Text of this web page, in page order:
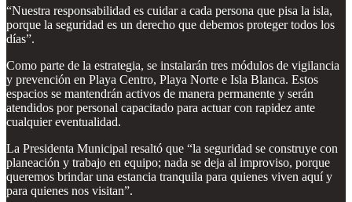
“Nuestra responsabilidad es cuidar a cada persona que pisa la isla,
porque la seguridad es un derecho que debemos proteger todos los
días”.
Como parte de la estrategia, se instalarán tres módulos de vigilancia
y prevención en Playa Centro, Playa Norte e Isla Blanca. Estos
espacios se mantendrán activos de manera permanente y serán
atendidos por personal capacitado para actuar con rapidez ante
cualquier eventualidad.
La Presidenta Municipal resaltó que “la seguridad se construye con
planeación y trabajo en equipo; nada se deja al improviso, porque
queremos brindar una estancia tranquila para quienes viven aquí y
para quienes nos visitan”.